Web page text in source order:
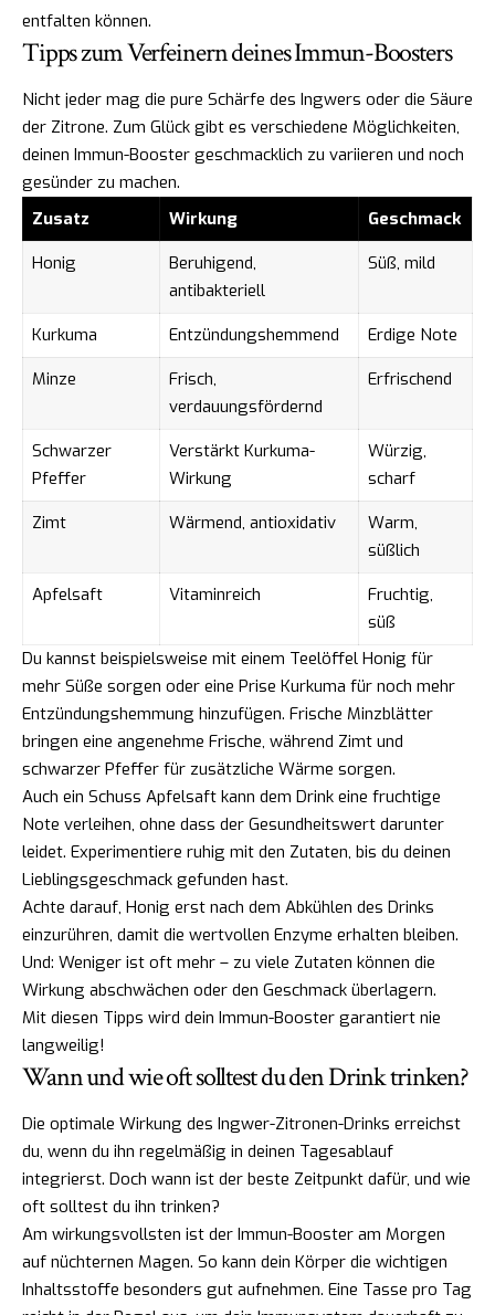
entfalten können.
Tipps zum Verfeinern deines Immun-Boosters
Nicht jeder mag die pure Schärfe des Ingwers oder die Säure
der Zitrone. Zum Glück gibt es verschiedene Möglichkeiten,
deinen Immun-Booster geschmacklich zu variieren und noch
gesünder zu machen.
Zusatz
Wirkung
Geschmack
Honig
Beruhigend,
antibakteriell
Süß, mild
Kurkuma Entzündungshemmend
Erdige Note
Minze
Frisch,
verdauungsfördernd
Erfrischend
Schwarzer
Pfeffer
Verstärkt Kurkuma-
Wirkung
Würzig,
scharf
Zimt
Wärmend, antioxidativ
Warm,
süßlich
Apfelsaft
Vitaminreich
Fruchtig,
süß
Du kannst beispielsweise mit einem Teelöffel Honig für
mehr Süße sorgen oder eine Prise Kurkuma für noch mehr
Entzündungshemmung hinzufügen. Frische Minzblätter
bringen eine angenehme Frische, während Zimt und
schwarzer Pfeffer für zusätzliche Wärme sorgen.
Auch ein Schuss Apfelsaft kann dem Drink eine fruchtige
Note verleihen, ohne dass der Gesundheitswert darunter
leidet. Experimentiere ruhig mit den Zutaten, bis du deinen
Lieblingsgeschmack gefunden hast.
Achte darauf, Honig erst nach dem Abkühlen des Drinks
einzurühren, damit die wertvollen Enzyme erhalten bleiben.
Und: Weniger ist oft mehr – zu viele Zutaten können die
Wirkung abschwächen oder den Geschmack überlagern.
Mit diesen Tipps wird dein Immun-Booster garantiert nie
langweilig!
Wann und wie oft solltest du den Drink trinken?
Die optimale Wirkung des Ingwer-Zitronen-Drinks erreichst
du, wenn du ihn regelmäßig in deinen Tagesablauf
integrierst. Doch wann ist der beste Zeitpunkt dafür, und wie
oft solltest du ihn trinken?
Am wirkungsvollsten ist der Immun-Booster am Morgen
auf nüchternen Magen. So kann dein Körper die wichtigen
Inhaltsstoffe besonders gut aufnehmen. Eine Tasse pro Tag